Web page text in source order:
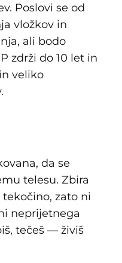
Poslovi se od
vložkov in
ali bodo
zdrži do 10 let in
veliko
da se
telesu. Zbira
zato ni
neprijetnega
tečeš — živiš